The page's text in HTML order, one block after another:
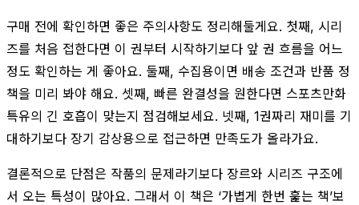
구매 전에 확인하면 좋은 주의사항도 정리해둘게요. 첫째, 시리
즈를 처음 접한다면 이 권부터 시작하기보다 앞 권 흐름을 어느
정도 확인하는 게 좋아요. 둘째, 수집용이면 배송 조건과 반품 정
책을 미리 봐야 해요. 셋째, 빠른 완결성을 원한다면 스포츠만화
특유의 긴 호흡이 맞는지 점검해보세요. 넷째, 1권짜리 재미를 기
대하기보다 장기 감상용으로 접근하면 만족도가 올라가요.
결론적으로 단점은 작품의 문제라기보다 장르와 시리즈 구조에
서 오는 특성이 많아요. 그래서 이 책은 ‘가볍게 한번 훑는 책’보